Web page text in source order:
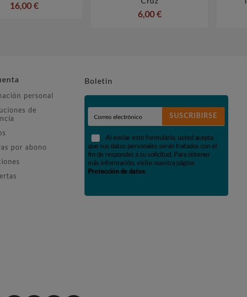
16,00 €
6,00 €
personal
de
por abono
Boletín
SUSCRIBIRSE
Al enviar este formulario, usted acepta
que sus datos personales serán tratados con el
fin de responder a su solicitud. Para obtener
más información, visite nuestra página
Protección de datos.